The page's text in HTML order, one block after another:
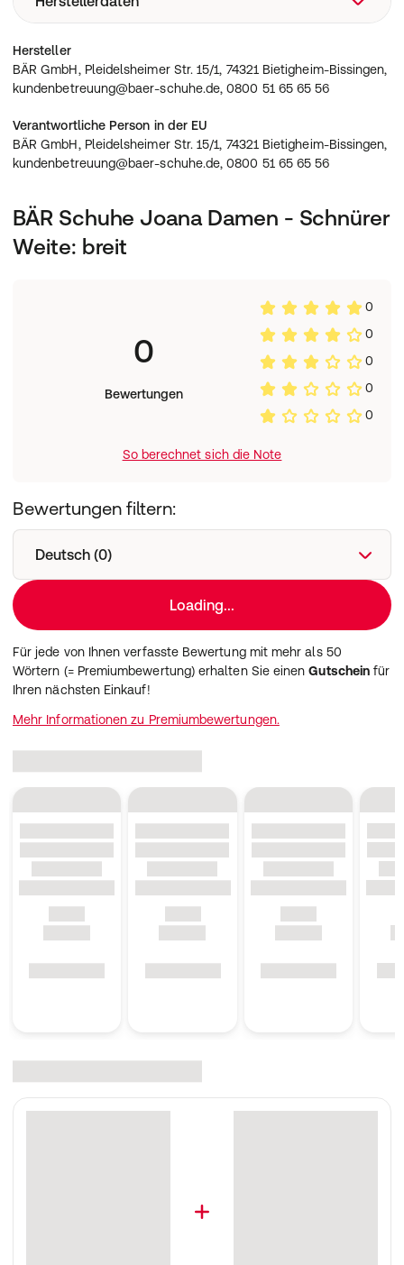
ein direktes Gefühl zum Untergrund., Sicher auftreten:
Die Vibram® Terrain-Gummi-Sohle mit 6 mm Stärke und
mittlerem Stollenprofil sorgt für griffigen Halt auf
atmungsaktive Textilfutter umschließt den Fuß
komfortabel und unterstützt ein ausgeglichenes
Tragegefühl., Weich und anpassbar: Das
wechseln.
BÄR GmbH, Pleidelsheimer Str. 15/1, 74321 Bietigheim-
Bissingen, kundenbetreuung@baer-schuhe.de, 0800 51
65 65 56
Hersteller
BÄR GmbH, Pleidelsheimer Str. 15/1, 74321 Bietigheim-Bissingen,
kundenbetreuung@baer-schuhe.de, 0800 51 65 65 56
Verantwortliche Person in der EU
BÄR GmbH, Pleidelsheimer Str. 15/1, 74321 Bietigheim-Bissingen,
kundenbetreuung@baer-schuhe.de, 0800 51 65 65 56
BÄR Schuhe Joana Damen - Schnürer
Weite: breit
0
Bewertungen
0
0
0
0
0
So berechnet sich die Note
Bewertungen filtern:
Deutsch (0)
Loading...
Für jede von Ihnen verfasste Bewertung mit mehr als 50
Wörtern (= Premiumbewertung) erhalten Sie einenGutschein für
Ihren nächsten Einkauf!
Mehr Informationen zu Premiumbewertungen.